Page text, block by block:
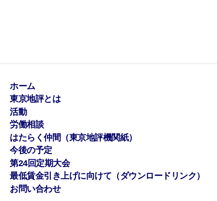
ホーム
東京地評とは
活動
労働相談
はたらく仲間（東京地評機関紙）
今後の予定
第24回定期大会
最低賃金引き上げに向けて（ダウンロードリンク）
お問い合わせ